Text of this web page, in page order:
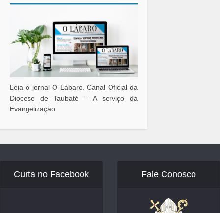
Leia o jornal O Lábaro. Canal Oficial da
Diocese de Taubaté – A serviço da
Evangelização
Curta no Facebook Fale Conosco